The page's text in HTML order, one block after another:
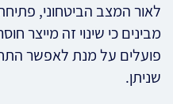
לאור המצב הביטחוני,
מבינים כי שינוי זה מייצר
פועלים על מנת לאפשר
שניתן.